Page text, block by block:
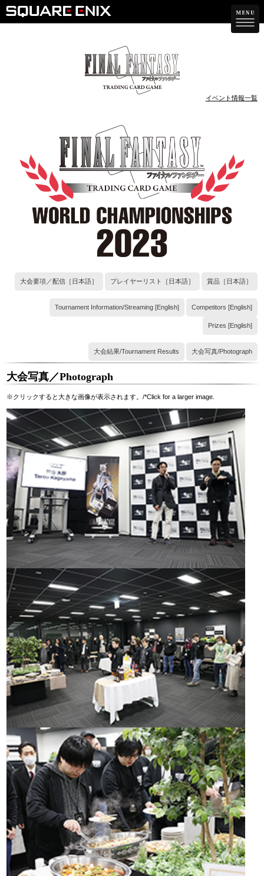
イベント情報一覧
大会要項／配信［日本語］ プレイヤーリスト［日本語］ 賞品［日本語］
Tournament Information/Streaming [English] Competitors [English]
Prizes [English]
大会結果/Tournament Results 大会写真/Photograph
大会写真／Photograph
※クリックすると大きな画像が表示されます。/*Click for a larger image.